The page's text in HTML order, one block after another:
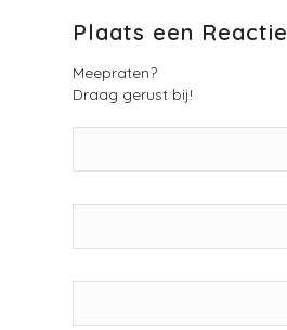
Plaats een Reactie
Meepraten?
Draag gerust bij!